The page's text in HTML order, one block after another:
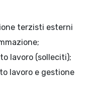
terzisti esterni
lavoro (solleciti);
lavoro e gestione